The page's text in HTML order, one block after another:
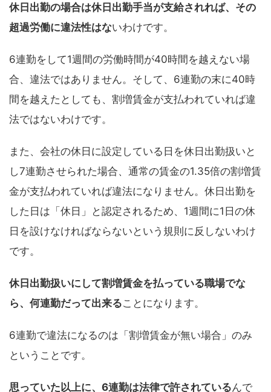
休日出勤の場合は休日出勤手当が支給されれば、その
超過労働に違法性はないわけです。
6連勤をして1週間の労働時間が40時間を越えない場
合、違法ではありません。そして、6連勤の末に40時
間を越えたとしても、割増賃金が支払われていれば違
法ではないわけです。
また、会社の休日に設定している日を休日出勤扱いと
し7連勤させられた場合、通常の賃金の1.35倍の割増賃
金が支払われていれば違法になりません。休日出勤を
した日は「休日」と認定されるため、1週間に1日の休
日を設けなければならないという規則に反しないわけ
です。
休日出勤扱いにして割増賃金を払っている職場でな
ら、何連勤だって出来ることになります。
6連勤で違法になるのは「割増賃金が無い場合」のみ
ということです。
思っていた以上に、6連勤は法律で許されているんで